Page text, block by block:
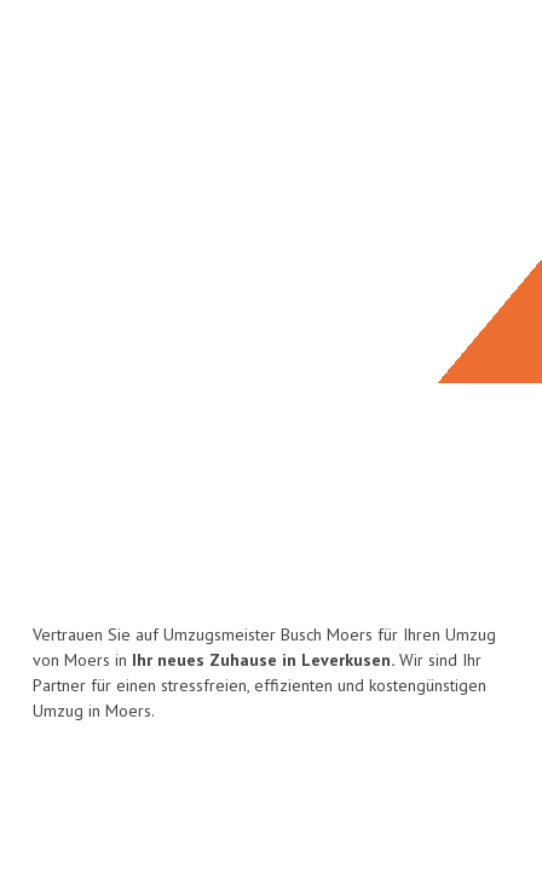
Vertrauen Sie auf Umzugsmeister Busch Moers für Ihren Umzug
von Moers in Ihr neues Zuhause in Leverkusen. Wir sind Ihr
Partner für einen stressfreien, effizienten und kostengünstigen
Umzug in Moers.